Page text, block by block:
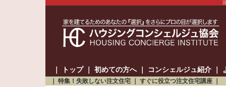
トップ｜ 初めての方へ｜ コンシェルジュ紹介
特集！失敗しない注文住宅 すぐに役立つ注文住宅講座